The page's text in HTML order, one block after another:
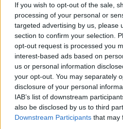
If you wish to opt-out of the sale,
processing of your personal or
targeted advertising by us, please
section to confirm your selection.
opt-out request is processed you
interest-based ads based on
us or personal information
your opt-out. You may separately
disclosure of your personal
IAB’s list of downstream
also be disclosed by us to third
Downstream Participants that may
Κάρτα Αγρότη: Τι αλλάζει από 28
χρηματοδοτήσεις
6 Αυγούστου, 2026
Νέα χρηματοδότηση 1,5 εκατ.
Αγιοβασιλιώτικου Παραλιακού
6 Αυγούστου, 2026
Τι δείχνει η ιατροδικαστική